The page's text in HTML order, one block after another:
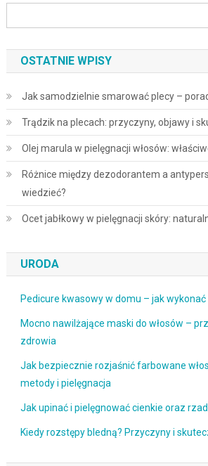
OSTATNIE WPISY
Jak samodzielnie smarować plecy –
Trądzik na plecach: przyczyny, objawy i
Olej marula w pielęgnacji włosów:
Różnice między dezodorantem a
wiedzieć?
Ocet jabłkowy w pielęgnacji skóry:
URODA
Pedicure kwasowy w domu – jak
Mocno nawilżające maski do włosów –
zdrowia
Jak bezpiecznie rozjaśnić farbowane
metody i pielęgnacja
Jak upinać i pielęgnować cienkie oraz
Kiedy rozstępy bledną? Przyczyny i